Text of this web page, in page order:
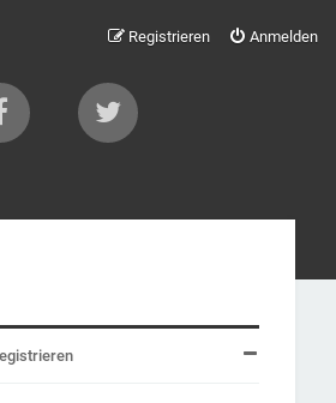
Anmelden
Registrieren